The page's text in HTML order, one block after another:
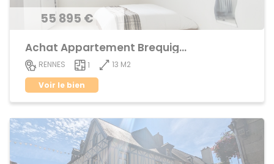
55 895 €
Achat Appartement Brequigny
RENNES 1
13 M2
Voir le bien